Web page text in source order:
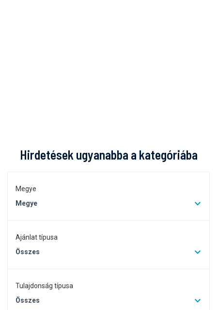
Hirdetések ugyanabba a kategóriába
Megye
Megye
Ajánlat típusa
Összes
Tulajdonság típusa
Összes